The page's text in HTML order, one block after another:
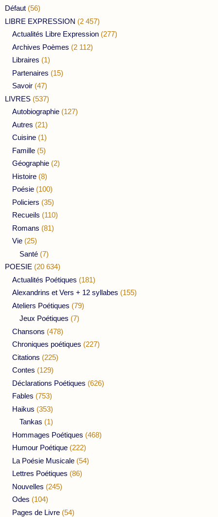
Défaut (56)
LIBRE EXPRESSION (2 457)
Actualités Libre Expression (277)
Archives Poèmes (2 112)
Libraires (1)
Partenaires (15)
Savoir (47)
LIVRES (537)
Autobiographie (127)
Autres (21)
Cuisine (1)
Famille (5)
Géographie (2)
Histoire (8)
Poésie (100)
Policiers (35)
Recueils (110)
Romans (81)
Vie (25)
Santé (7)
POESIE (20 634)
Actualités Poétiques (181)
Alexandrins et Vers + 12 syllabes (155)
Ateliers Poétiques (79)
Jeux Poétiques (7)
Chansons (478)
Chroniques poétiques (227)
Citations (225)
Contes (129)
Déclarations Poétiques (626)
Fables (753)
Haikus (353)
Tankas (1)
Hommages Poétiques (468)
Humour Poétique (222)
La Poésie Musicale (54)
Lettres Poétiques (86)
Nouvelles (245)
Odes (104)
Pages de Livre (54)